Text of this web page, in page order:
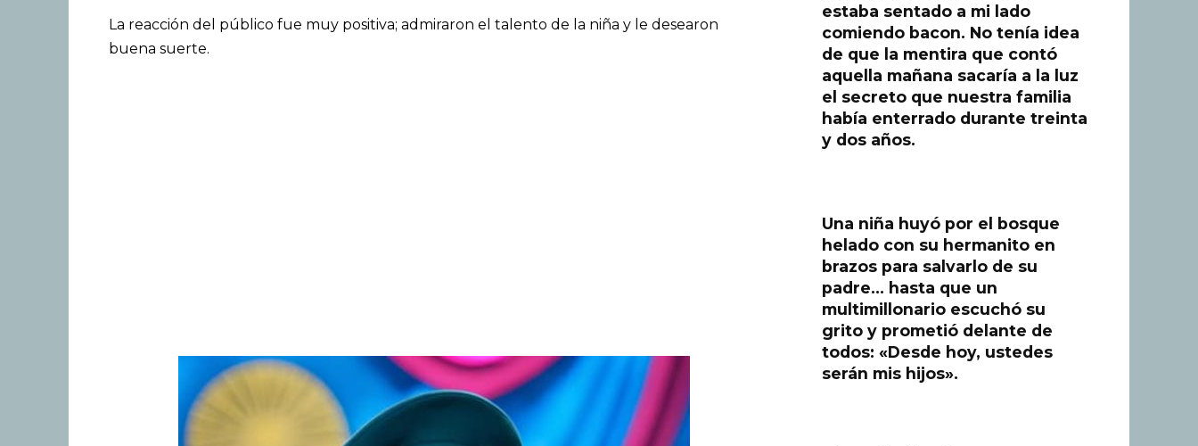
La reacción del público fue muy positiva; admiraron el talento de la niña y le desearon
buena suerte.
estaba sentado a mi lado
comiendo bacon. No tenía idea
de que la mentira que contó
aquella mañana sacaría a la luz
el secreto que nuestra familia
había enterrado durante treinta
y dos años.
Una niña huyó por el bosque
helado con su hermanito en
brazos para salvarlo de su
padre… hasta que un
multimillonario escuchó su
grito y prometió delante de
todos: «Desde hoy, ustedes
serán mis hijos».